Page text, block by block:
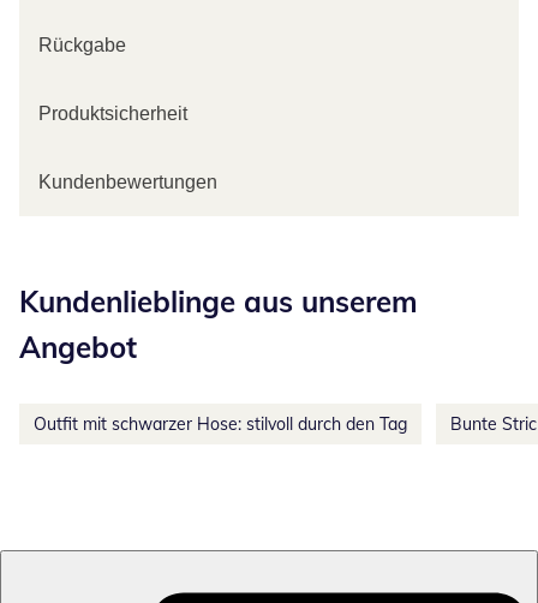
Rückgabe
Produktsicherheit
Kundenbewertungen
Kundenlieblinge aus unserem
Angebot
Outfit mit schwarzer Hose: stilvoll durch den Tag Bunte